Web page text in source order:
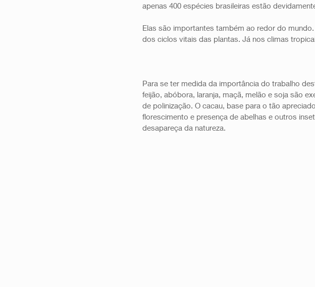
apenas 400 espécies brasileiras estão
Elas são importantes também ao redor do
dos ciclos vitais das plantas. Já nos climas
Para se ter medida da importância do trabalho
feijão, abóbora, laranja, maçã, melão e soja são
de polinização. O cacau, base para o tão
florescimento e presença de abelhas e outros
desapareça da natureza.